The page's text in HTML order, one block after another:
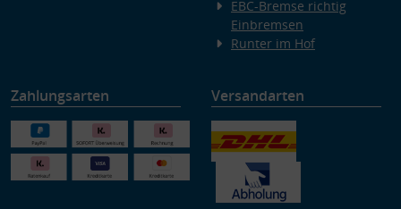
EBC-Bremse richtig
Einbremsen
Runter im Hof
Zahlungsarten Versandarten